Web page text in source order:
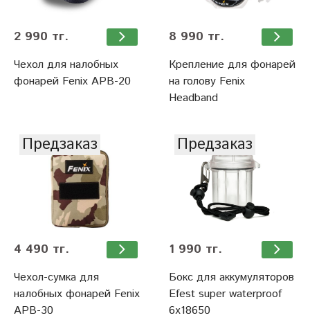
2 990 тг.
Чехол для налобных
фонарей Fenix APB-20
8 990 тг.
Крепление для фонарей
на голову Fenix
Headband
Предзаказ
4 490 тг.
Чехол-сумка для
налобных фонарей Fenix
APB-30
Предзаказ
1 990 тг.
Бокс для аккумуляторов
Efest super waterproof
6х18650